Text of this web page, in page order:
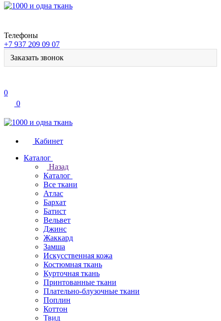
Телефоны
+7 937 209 09 07
Заказать звонок
0
0
Кабинет
Каталог
Назад
Каталог
Все ткани
Атлас
Бархат
Батист
Вельвет
Джинс
Жаккард
Замша
Искусственная кожа
Костюмная ткань
Курточная ткань
Принтованные ткани
Плательно-блузочные ткани
Поплин
Коттон
Твид